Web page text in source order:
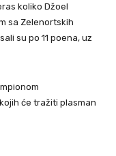
koliko Džoel
sa Zelenortskih
su po 11 poena, uz
će tražiti plasman